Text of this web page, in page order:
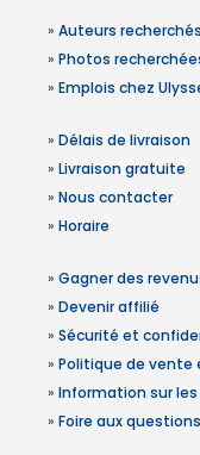
» Auteurs recherchés
» Photos
» Emplois chez
» Délais de livraison
» Livraison gratuite
» Nous contacter
» Horaire
» Gagner des
» Devenir affilié
» Sécurité et
» Politique de vente
» Information sur
» Foire aux questions